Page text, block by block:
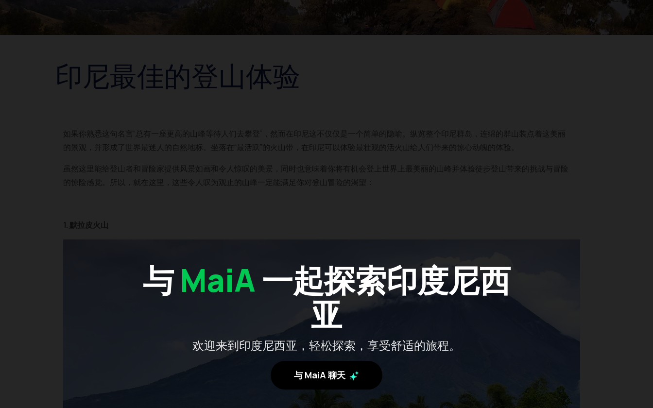
与MaiA一起探索印度尼西
亚
欢迎来到印度尼西亚，轻松探索，享受舒适的旅程。
与 MaiA 聊天
印尼最佳的登山体验
如果你熟悉这句名言“总有一座更高的山峰等待人们去攀登”，然而在印尼这不仅仅是一个简单的隐喻。纵览整个印尼群岛，连绵的群山装点着这美丽
的景观，并形成了世界最迷人的自然地标。坐落在“最活跃”的火山带，在印尼可以体验最壮观的活火山给人们带来的惊心动魄的体验。
虽然这里能给登山者和冒险家提供风景如画和令人惊叹的美景，同时也意味着你将有机会登上世界上最美丽的山峰并体验徒步登山带来的挑战与冒险
的惊险感觉。所以，就在这里，这些令人叹为观止的山峰一定能满足你对登山冒险的渴望：
1. 默拉皮火山